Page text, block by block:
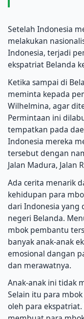
Setelah Indonesia
melakukan
Indonesia, terjadi
ekspatriat Belanda
Ketika sampai di
meminta kepada
Wilhelmina, agar
Permintaan ini
tempatkan pada
Indonesia mereka
tersebut dengan
Jalan Madura, Jalan
Ada cerita menarik
kehidupan para
dari Indonesia yang
negeri Belanda.
mbok pembantu
banyak anak-anak
emosional dangan
dan merawatnya.
Anak-anak ini tidak
Selain itu para
oleh para